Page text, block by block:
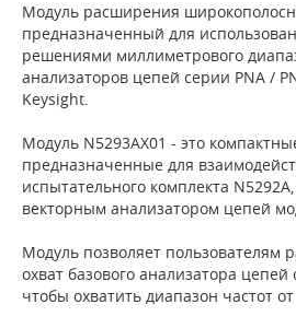
Модуль расширения
предназначенный для
решениями миллиметрового
анализаторов цепей серии PNA /
Keysight.
Модуль N5293AX01 - это
предназначенные для
испытательного комплекта
векторным анализатором цепей
Модуль позволяет пользователям
охват базового анализатора цепей
чтобы охватить диапазон частот